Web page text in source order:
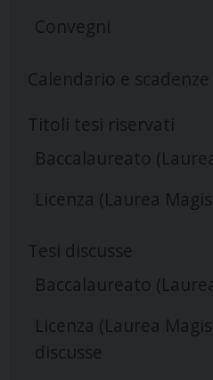
Convegni
Calendario e scadenze
Titoli tesi riservati
Baccalaureato
Licenza (Laurea
Tesi discusse
Baccalaureato
Licenza (Laurea
discusse